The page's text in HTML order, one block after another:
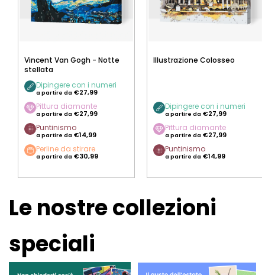
Vincent Van Gogh - Notte
stellata
Dipingere con i numeri
a partire da €27,99
Pittura diamante
a partire da €27,99
Puntinismo
a partire da €14,99
Perline da stirare
a partire da €30,99
Illustrazione Colosseo
Dipingere con i numeri
a partire da €27,99
Pittura diamante
a partire da €27,99
Puntinismo
a partire da €14,99
Le nostre collezioni
speciali